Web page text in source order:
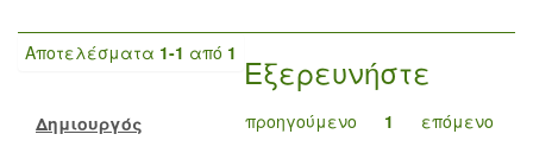
Αποτελέσματα 1-1 από 1
προηγούμενο 1 επόμενο
Εξερευνήστε
Δημιουργός